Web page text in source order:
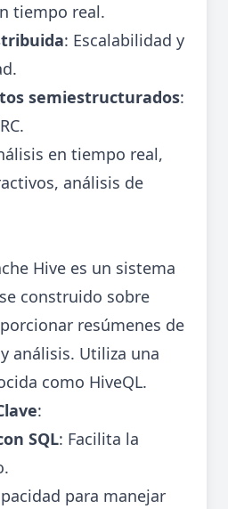
tiempo real.
: Escalabilidad y
semiestructurados:
en tiempo real,
análisis de
Hive es un sistema
construido sobre
resúmenes de
análisis. Utiliza una
como HiveQL.
:
SQL: Facilita la
para manejar